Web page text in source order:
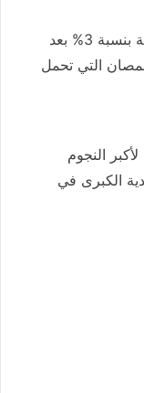
ارتفعت أسهم النصر في البورصة السعودية بنسبة 3% بعد
التي تحمل
النجوم
الكبرى في